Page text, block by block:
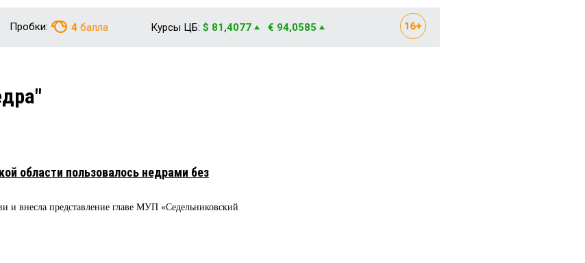
Пробки: 4 балла Курсы ЦБ: $ 81,4077 € 94,0585
области пользовалось недрами без
и внесла представление главе МУП «Седельниковский